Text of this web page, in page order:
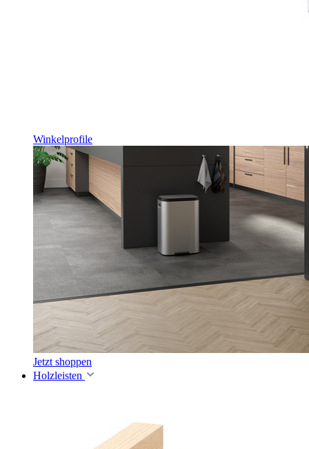
Winkelprofile
Jetzt shoppen
Holzleisten